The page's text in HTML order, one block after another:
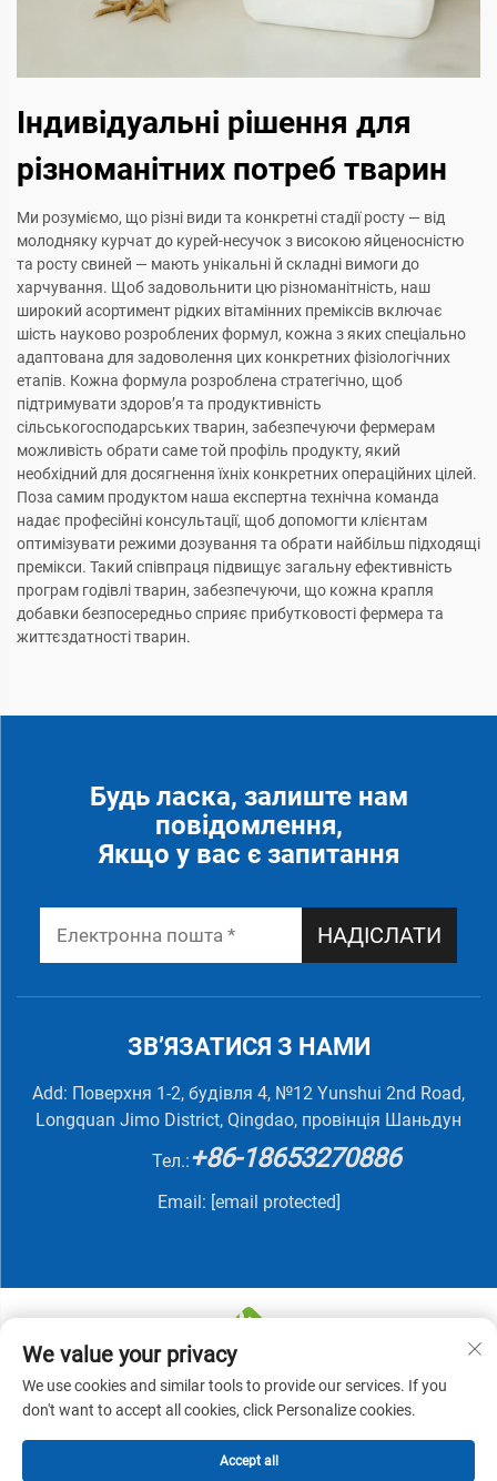
Індивідуальні рішення для
різноманітних потреб тварин
Ми розуміємо, що різні види та конкретні стадії росту — від
молодняку курчат до курей-несучок з високою яйценосністю
та росту свиней — мають унікальні й складні вимоги до
харчування. Щоб задовольнити цю різноманітність, наш
широкий асортимент рідких вітамінних преміксів включає
шість науково розроблених формул, кожна з яких спеціально
адаптована для задоволення цих конкретних фізіологічних
етапів. Кожна формула розроблена стратегічно, щоб
підтримувати здоров’я та продуктивність
сільськогосподарських тварин, забезпечуючи фермерам
можливість обрати саме той профіль продукту, який
необхідний для досягнення їхніх конкретних операційних цілей.
Поза самим продуктом наша експертна технічна команда
надає професійні консультації, щоб допомогти клієнтам
оптимізувати режими дозування та обрати найбільш підходящі
премікси. Такий співпраця підвищує загальну ефективність
програм годівлі тварин, забезпечуючи, що кожна крапля
добавки безпосередньо сприяє прибутковості фермера та
життєздатності тварин.
Будь ласка, залиште нам
повідомлення,
Якщо у вас є запитання
НАДІСЛАТИ
ЗВ’ЯЗАТИСЯ З НАМИ
Add: Поверхня 1-2, будівля 4, №12 Yunshui 2nd Road,
Longquan Jimo District, Qingdao, провінція Шаньдун
Тел.:+86-18653270886
Email: [email protected]
© 2025 QINGDAO NUTRIVIT BIOTECH CO., LTD. Усі
права захищені - Політика конфіденційності
We value your privacy
We use cookies and similar tools to provide our services. If you
don't want to accept all cookies, click Personalize cookies.
Accept all